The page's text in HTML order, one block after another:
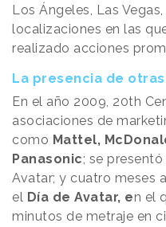
Los Ángeles, Las
localizaciones en las
realizado acciones
La presencia de
En el año 2009, 20th
asociaciones de
como Mattel,
Panasonic; se
Avatar; y cuatro meses
el Día de Avatar, en el
minutos de metraje en